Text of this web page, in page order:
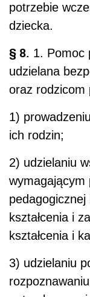
potrzebie
dziecka.
§ 8. 1. Pomoc
udzielana
oraz rodzicom
1)
ich rodzin;
2) udzielaniu
wymagającym
kształcenia i
kształcenia i
3) udzielaniu